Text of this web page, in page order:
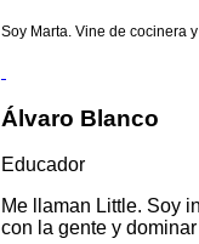
Soy Marta. Vine de cocinera
Álvaro Blanco
Educador
Me llaman Little. Soy
con la gente y